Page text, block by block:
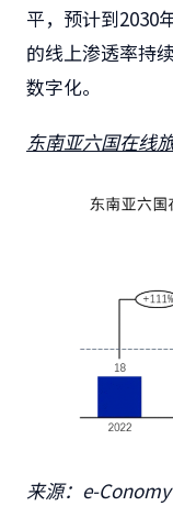
平，预计到2030
的线上渗透率持
数字化。
东南亚六国在线
来源：e-Conomy